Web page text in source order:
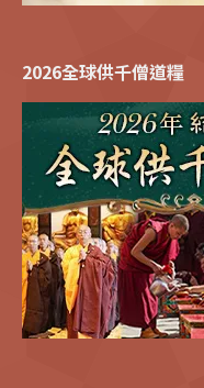
2026全球供千僧道糧